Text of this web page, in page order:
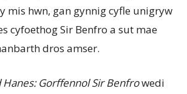
mis hwn, gan gynnig cyfle unigryw
cyfoethog Sir Benfro a sut mae
dros amser.
Gorffennol Sir Benfrowedi